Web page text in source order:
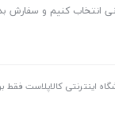
کنیم و سفارش
اینترنتی کالاپلاست